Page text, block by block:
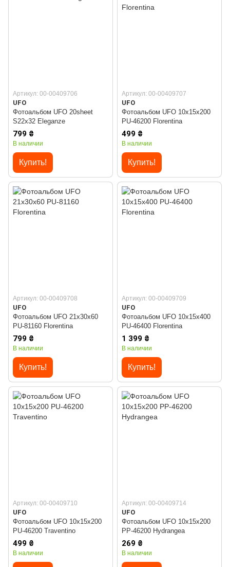
Артикул: 00-00409706
UFO
Фотоальбом UFO 20sheet
S22x32 Eleganze
799 ₴
В наличии
Купить!
Артикул: 00-00409707
UFO
Фотоальбом UFO 10x15x200
PU-46200 Florentina
499 ₴
В наличии
Купить!
Артикул: 00-00409708
UFO
Фотоальбом UFO 21x30x60
PU-81160 Florentina
799 ₴
В наличии
Купить!
Артикул: 00-00409709
UFO
Фотоальбом UFO 10x15x400
PU-46400 Florentina
1 399 ₴
В наличии
Купить!
Артикул: 00-00409710
UFO
Фотоальбом UFO 10x15x200
PU-46200 Traventino
499 ₴
В наличии
Артикул: 00-00409714
UFO
Фотоальбом UFO 10x15x200
PP-46200 Hydrangea
269 ₴
В наличии